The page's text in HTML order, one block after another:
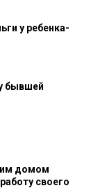
у ребенка-
бывшей
домом
своего